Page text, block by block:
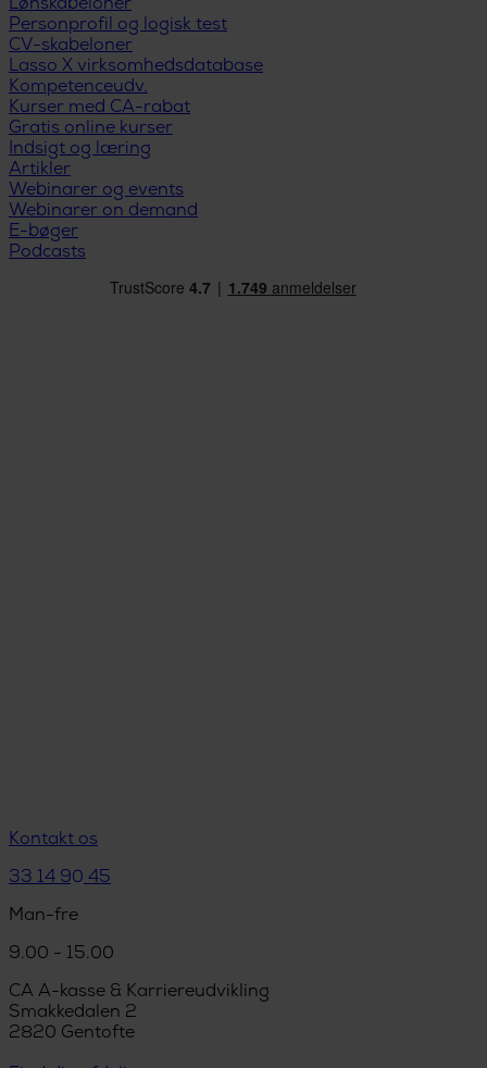
Lønskabeloner
Personprofil og logisk test
CV-skabeloner
Lasso X virksomhedsdatabase
Kompetenceudv.
Kurser med CA-rabat
Gratis online kurser
Indsigt og læring
Artikler
Webinarer og events
Webinarer on demand
E-bøger
Podcasts
Kontakt os
33 14 90 45
Man-fre
9.00 - 15.00
CA A-kasse & Karriereudvikling
Smakkedalen 2
2820 Gentofte